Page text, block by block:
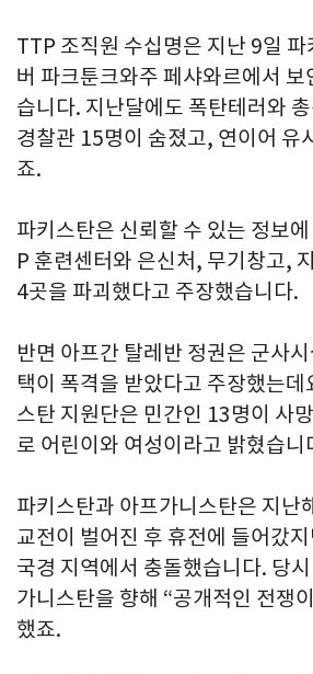
TTP 조직원 수십명은 지난 9일 파
버 파크툰크와주 페샤와르에서 보
습니다. 지난달에도 폭탄테러와
경찰관 15명이 숨졌고, 연이어 유
죠.
파키스탄은 신뢰할 수 있는 정보
P 훈련센터와 은신처, 무기창고,
4곳을 파괴했다고 주장했습니다.
반면 아프간 탈레반 정권은 군사
택이 폭격을 받았다고 주장했는데
스탄 지원단은 민간인 13명이 사
로 어린이와 여성이라고 밝혔습니
파키스탄과 아프가니스탄은 지난
교전이 벌어진 후 휴전에 들어갔
국경 지역에서 충돌했습니다. 당
가니스탄을 향해 “공개적인 전쟁
했죠.